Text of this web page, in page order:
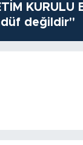
KURULU
değildir"